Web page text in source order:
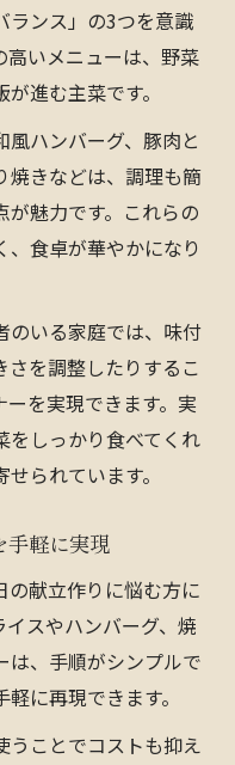
ランス」の3つを意識
高いメニューは、野菜
進む主菜です。
ハンバーグ、豚肉と
焼きなどは、調理も簡
魅力です。これらの
、食卓が華やかになり
のいる家庭では、味付
さを調整したりするこ
を実現できます。実
をしっかり食べてくれ
られています。
手軽に実現
の献立作りに悩む方に
スやハンバーグ、焼
は、手順がシンプルで
に再現できます。
うことでコストも抑え